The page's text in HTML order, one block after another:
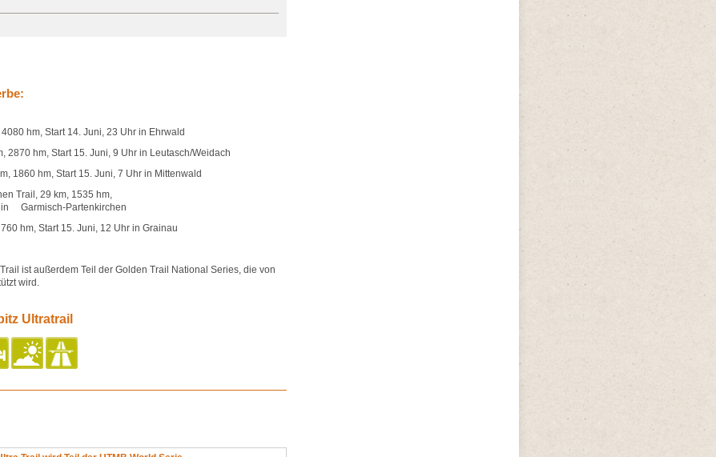
hm, Start 14. Juni, 23 Uhr in Ehrwald
hm, Start 15. Juni, 9 Uhr in Leutasch/Weidach
hm, Start 15. Juni, 7 Uhr in Mittenwald
29 km, 1535 hm,
Partenkirchen
Start 15. Juni, 12 Uhr in Grainau
ist außerdem Teil der Golden Trail National Series, die von
wird.
Ultratrail